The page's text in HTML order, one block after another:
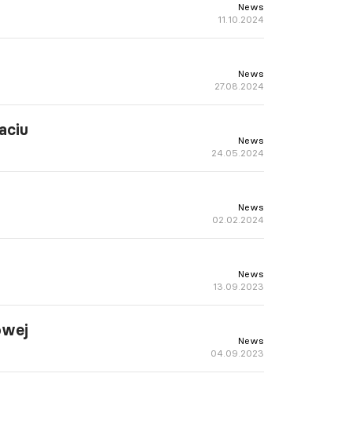
News
11.10.2024
News
27.08.2024
News
24.05.2024
News
02.02.2024
News
13.09.2023
News
04.09.2023